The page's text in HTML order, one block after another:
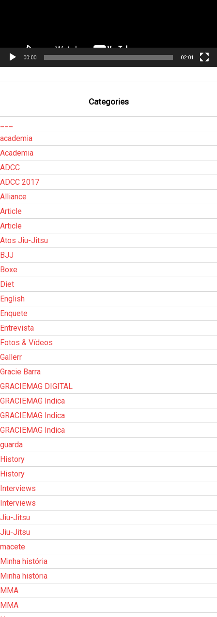
00:00 02:01
Categories
academia
Academia
ADCC
ADCC 2017
Alliance
Article
Article
Atos Jiu-Jitsu
BJJ
Boxe
Diet
English
Enquete
Entrevista
Fotos & Vídeos
Gallerr
Gracie Barra
GRACIEMAG DIGITAL
GRACIEMAG Indica
GRACIEMAG Indica
GRACIEMAG Indica
guarda
History
History
Interviews
Interviews
Jiu-Jitsu
Jiu-Jitsu
macete
Minha história
Minha história
MMA
MMA